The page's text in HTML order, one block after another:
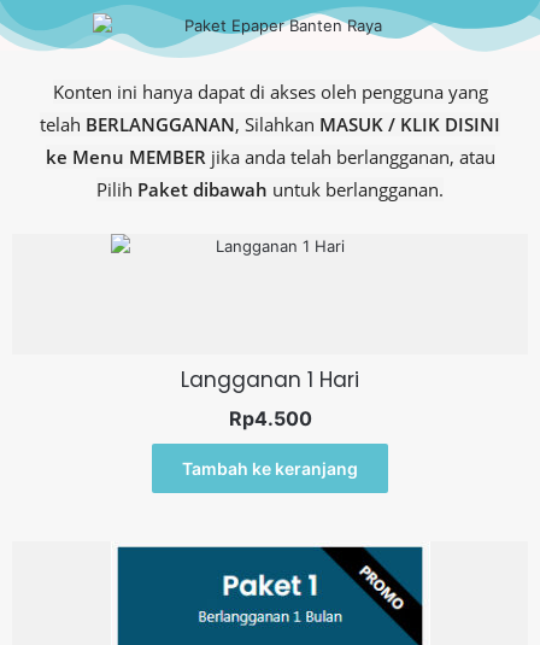
Konten ini hanya dapat di akses oleh pengguna yang
telah BERLANGGANAN, Silahkan MASUK / KLIK DISINI
ke Menu MEMBER jika anda telah berlangganan, atau
Pilih Paket dibawah untuk berlangganan.
Langganan 1 Hari
Rp4.500
Tambah ke keranjang